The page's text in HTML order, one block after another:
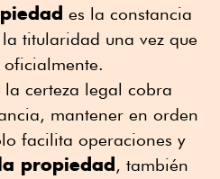
es la constancia
titularidad una vez que
la certeza legal cobra
mantener en orden
facilita operaciones y
propiedad , también